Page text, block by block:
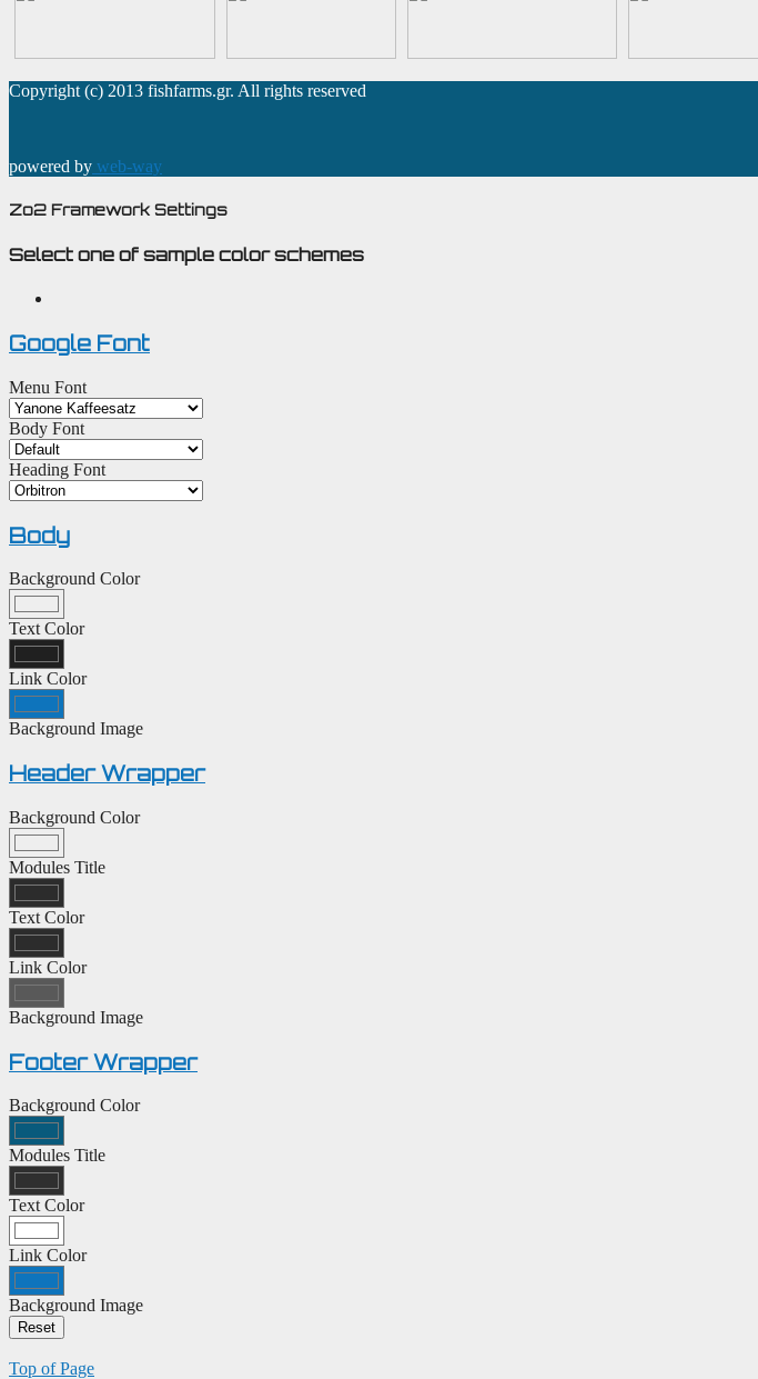
Copyright (c) 2013 fishfarms.gr. All rights reserved
powered by web-way
Zo2 Framework Settings
Select one of sample color schemes
Google Font
Menu Font
Body Font
Heading Font
Body
Background Color
Text Color
Link Color
Background Image
Header Wrapper
Background Color
Modules Title
Text Color
Link Color
Background Image
Footer Wrapper
Background Color
Modules Title
Text Color
Link Color
Background Image
Top of Page